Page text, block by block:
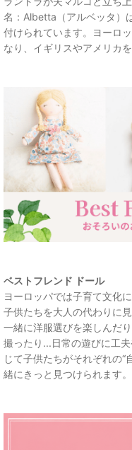
名：Albetta（アルベッタ）
付けられています。ヨーロ
なり、イギリスやアメリカ
ベストフレンド ドール
ヨーロッパでは子育て文化
子供たちを大人の代わりに
一緒に洋服選びを楽しんだ
撮ったり...日常の遊びに工
じて子供たちがそれぞれの“
緒にきっと見つけられます。